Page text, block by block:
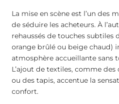
La mise en scène est l’un des
de séduire les acheteurs. À
rehaussés de touches subtiles
orange brûlé ou beige chaud)
atmosphère accueillante sans
L’ajout de textiles, comme
ou des tapis, accentue la
confort.